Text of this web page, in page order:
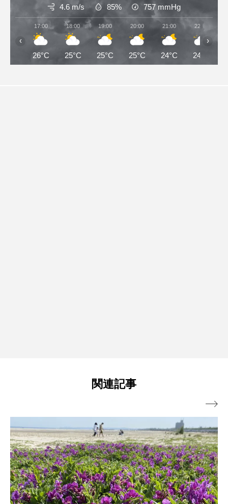
4.6 m/s 85% 757 mmHg
17:00
26°C
18:00
25°C
19:00
25°C
20:00
25°C
21:00
24°C
22:00
24°C
‹ ›
関連記事
